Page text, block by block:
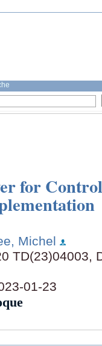
for
Michel
TD(23)04003,
01-23